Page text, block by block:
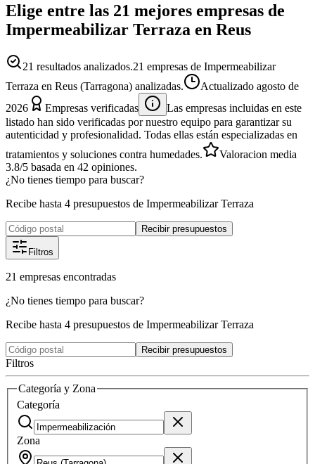
Elige entre las 21 mejores empresas de
Impermeabilizar Terraza en Reus
21 resultados analizados.21 empresas de Impermeabilizar
Terraza en Reus (Tarragona) analizadas.
Actualizado agosto de
2026
Empresas verificadas
Las empresas incluidas en este
listado han sido verificadas por nuestro equipo para garantizar su
autenticidad y profesionalidad. Todas ellas están especializadas en
tratamientos y soluciones contra humedades.
Valoracion media
3.8/5 basada en 42 opiniones.
¿No tienes tiempo para buscar?
Recibe hasta 4 presupuestos de Impermeabilizar Terraza
Recibir presupuestos
Filtros
21 empresas encontradas
¿No tienes tiempo para buscar?
Recibe hasta 4 presupuestos de Impermeabilizar Terraza
Recibir presupuestos
Filtros
Categoría y Zona
Categoría
Zona